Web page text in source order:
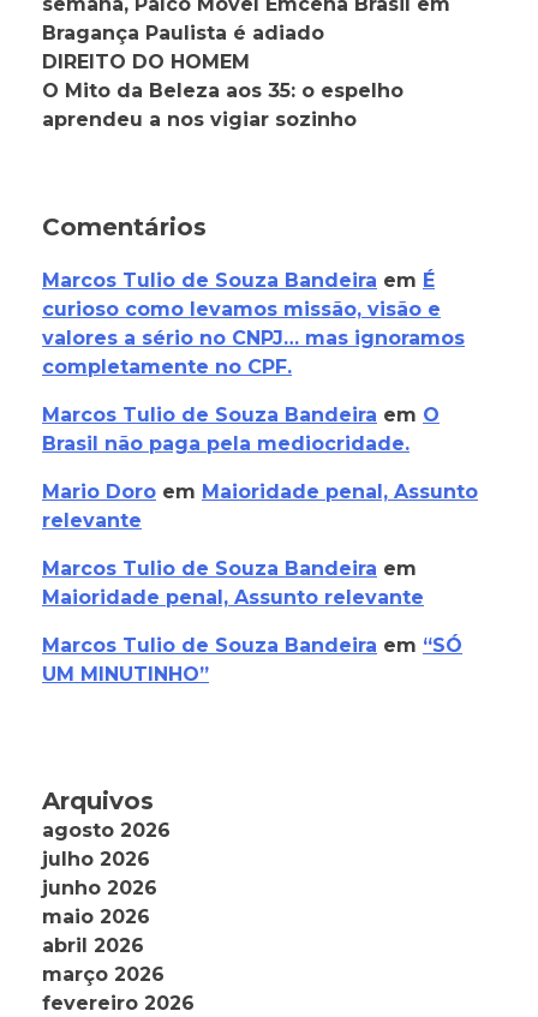
Bragança Paulista é adiado
DIREITO DO HOMEM
O Mito da Beleza aos 35: o espelho
aprendeu a nos vigiar sozinho
Comentários
Marcos Tulio de Souza Bandeira em É
curioso como levamos missão, visão e
valores a sério no CNPJ… mas ignoramos
completamente no CPF.
Marcos Tulio de Souza Bandeira em O
Brasil não paga pela mediocridade.
Mario Doro em Maioridade penal, Assunto
relevante
Marcos Tulio de Souza Bandeira em
Maioridade penal, Assunto relevante
Marcos Tulio de Souza Bandeira em “SÓ
UM MINUTINHO”
Arquivos
agosto 2026
julho 2026
junho 2026
maio 2026
abril 2026
março 2026
fevereiro 2026